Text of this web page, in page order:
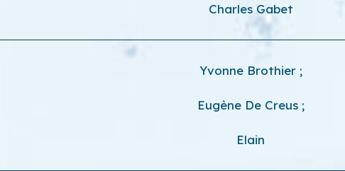
Charles Gabet
Yvonne Brothier ;
Eugène De Creus ;
Elain